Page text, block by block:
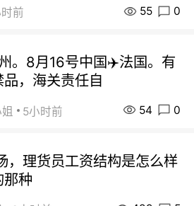
前 55 0
。8月16号中国✈️法国。有
，海关责任自
5小时前 54 0
，理货员工资结构是怎么样
那种